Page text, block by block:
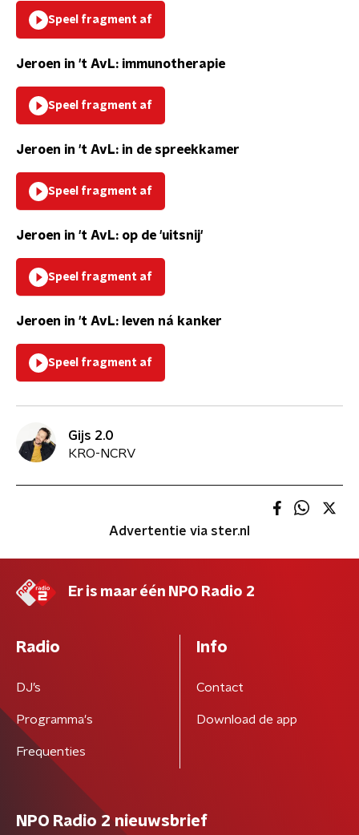
Speel fragment af
Jeroen in 't AvL: immunotherapie
Speel fragment af
Jeroen in 't AvL: in de spreekkamer
Speel fragment af
Jeroen in 't AvL: op de 'uitsnij'
Speel fragment af
Jeroen in 't AvL: leven ná kanker
Speel fragment af
Gijs 2.0
KRO-NCRV
Advertentie via ster.nl
Er is maar één NPO Radio 2
Radio
DJ’s
Programma's
Frequenties
Info
Contact
Download de app
NPO Radio 2 nieuwsbrief